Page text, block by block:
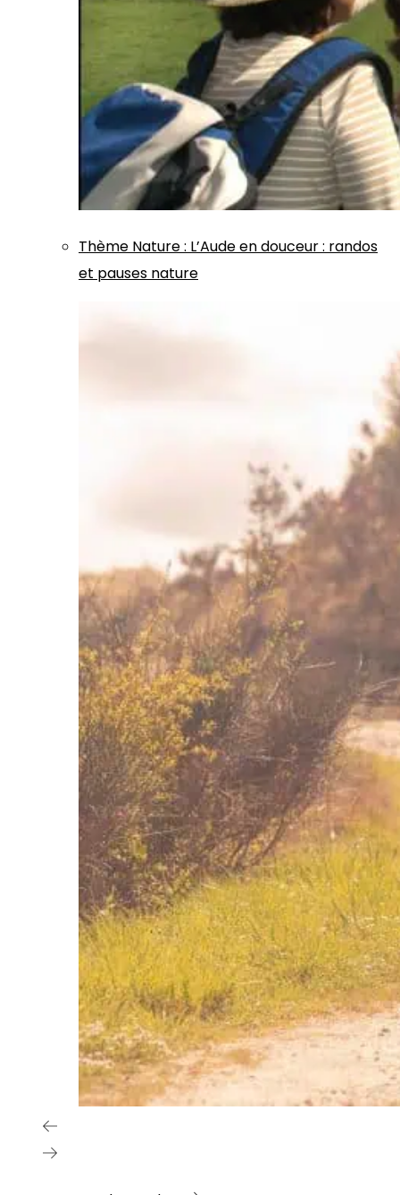
Thème Nature: L’Aude en douceur : randos
et pauses nature